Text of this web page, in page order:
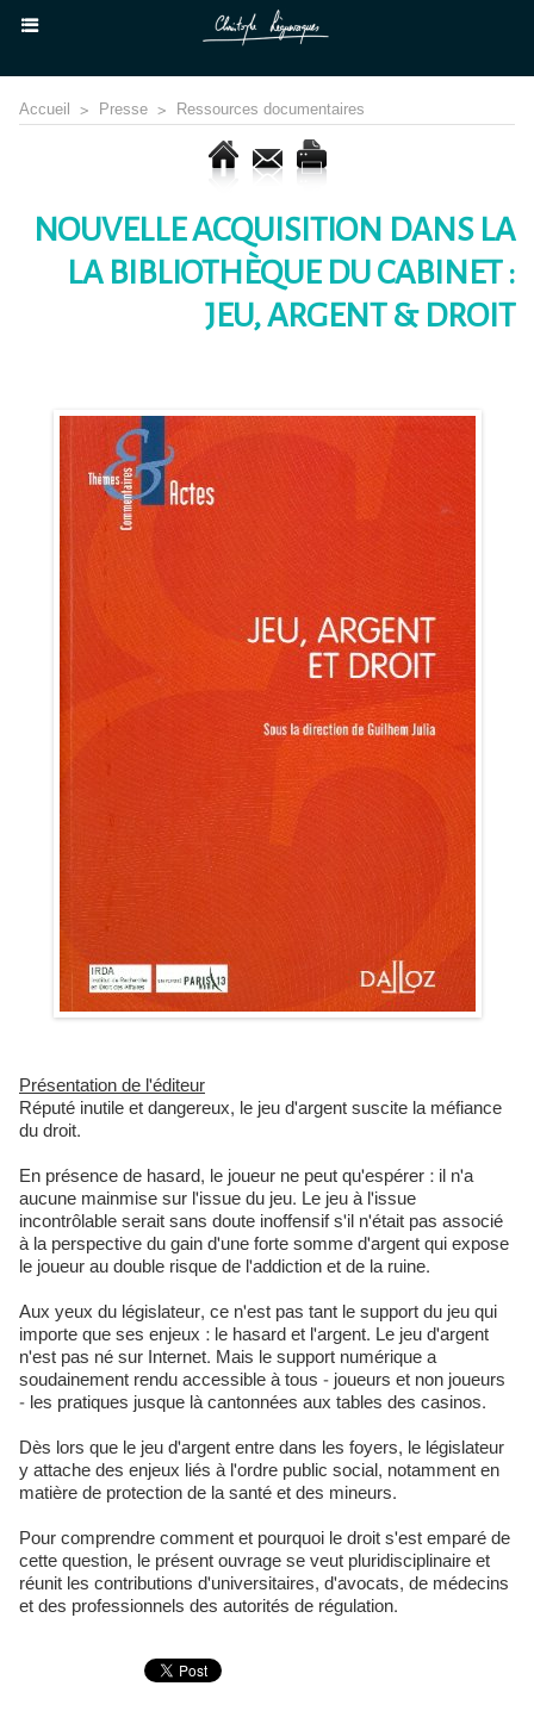
Accueil > Presse > Ressources documentaires
NOUVELLE ACQUISITION DANS LA
LA BIBLIOTHÈQUE DU CABINET :
JEU, ARGENT & DROIT
Présentation de l'éditeur
Réputé inutile et dangereux, le jeu d'argent suscite la méfiance
du droit.
En présence de hasard, le joueur ne peut qu'espérer : il n'a
aucune mainmise sur l'issue du jeu. Le jeu à l'issue
incontrôlable serait sans doute inoffensif s'il n'était pas associé
à la perspective du gain d'une forte somme d'argent qui expose
le joueur au double risque de l'addiction et de la ruine.
Aux yeux du législateur, ce n'est pas tant le support du jeu qui
importe que ses enjeux : le hasard et l'argent. Le jeu d'argent
n'est pas né sur Internet. Mais le support numérique a
soudainement rendu accessible à tous - joueurs et non joueurs
- les pratiques jusque là cantonnées aux tables des casinos.
Dès lors que le jeu d'argent entre dans les foyers, le législateur
y attache des enjeux liés à l'ordre public social, notamment en
matière de protection de la santé et des mineurs.
Pour comprendre comment et pourquoi le droit s'est emparé de
cette question, le présent ouvrage se veut pluridisciplinaire et
réunit les contributions d'universitaires, d'avocats, de médecins
et des professionnels des autorités de régulation.